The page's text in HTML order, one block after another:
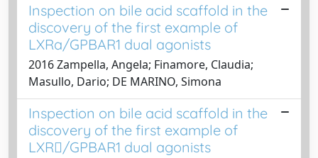
Inspection on bile acid scaffold in the
discovery of the first example of
LXRa/GPBAR1 dual agonists
2016 Zampella, Angela; Finamore, Claudia;
Masullo, Dario; DE MARINO, Simona
Inspection on bile acid scaffold in the
discovery of the first example of
LXR/GPBAR1 dual agonists